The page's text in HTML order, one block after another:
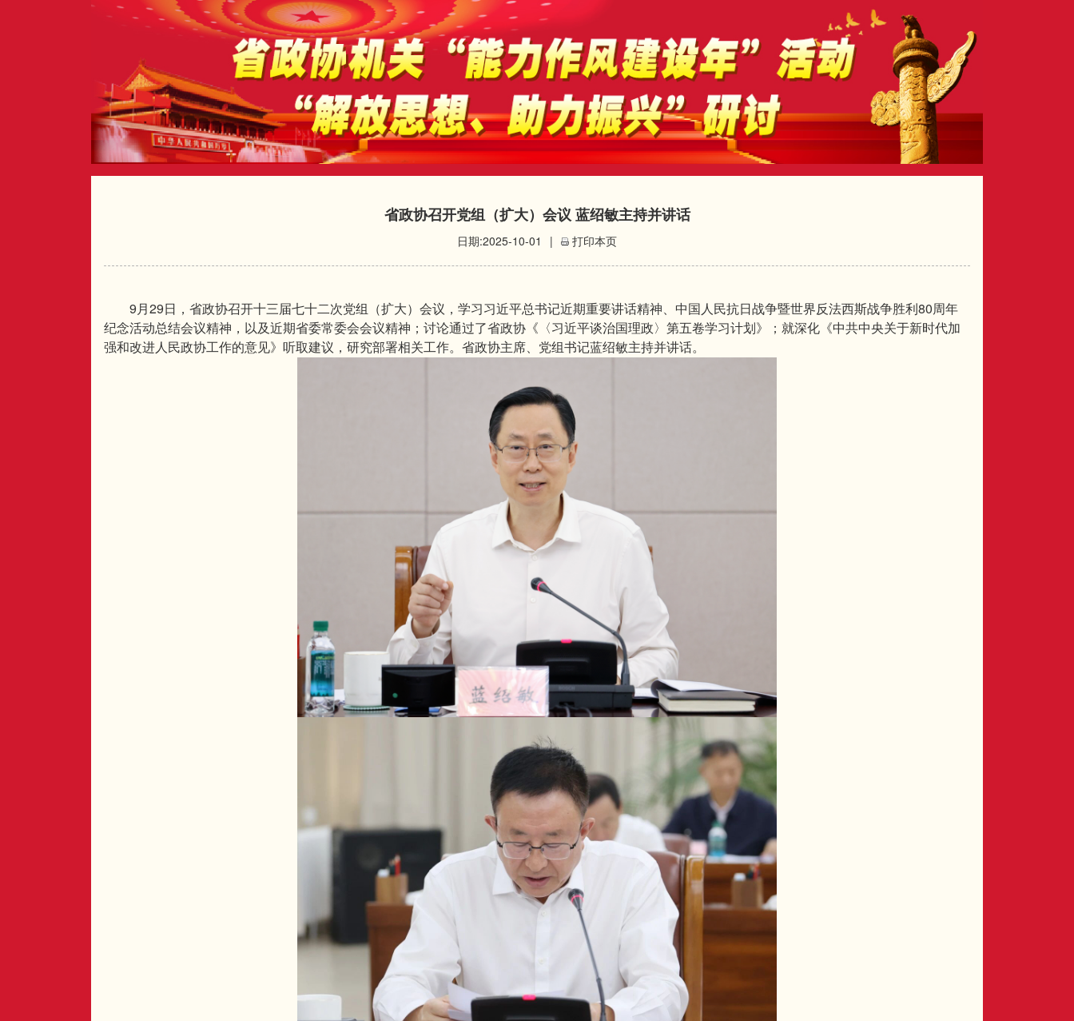
省政协召开党组（扩大）会议 蓝绍敏主持并讲话
日期:2025-10-01 | 打印本页
9 月 29 日，省政协召开十三届七十二次党组（扩大）会议，学习习近平总书记近期重要讲话精神、中国人民抗日战争暨世界反法西斯战争胜利 80周年
纪念活动总结会议精神，以及近期省委常委会会议精神；讨论通过了省政协《〈习近平谈治国理政〉第五卷学习计划》；就深化《中共中央关于新时代加
强和改进人民政协工作的意见》听取建议，研究部署相关工作。省政协主席、党组书记蓝绍敏主持并讲话。